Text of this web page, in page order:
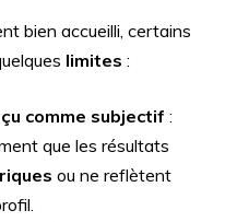
bien accueilli, certains
limites :
comme subjectif :
que les résultats
ou ne reflètent